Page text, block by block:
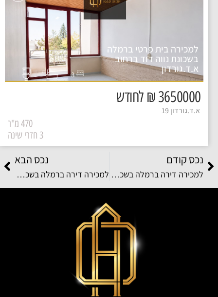
למכירה בית פרטי ברמלה
בשכונת נווה דוד ברחוב
א.ד.גורדון 3
3650000 ₪ לחודש
א.ד.גורדון 19
470 מ"ר
נכס קודם
למכירה דירה ברמלה בשכונת קריית האומנים ברחוב יוסי בנאי
נכס הבא
למכירה דירה ברמלה בשכונת נאות שמיר ברחוב רפאל איתן